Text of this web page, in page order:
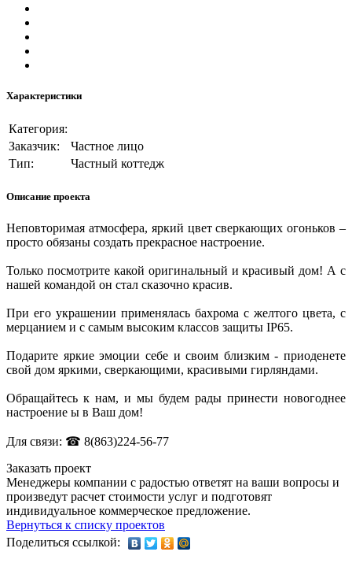
Характеристики
Категория:
Заказчик:
Частное лицо
Тип:
Частный коттедж
Описание проекта
Неповторимая атмосфера, яркий цвет сверкающих огоньков –
просто обязаны создать прекрасное настроение.
Только посмотрите какой оригинальный и красивый дом! А с
нашей командой он стал сказочно красив.
При его украшении применялась бахрома с желтого цвета, с
мерцанием и с самым высоким классов защиты IP65.
Подарите яркие эмоции себе и своим близким - приоденете
свой дом яркими, сверкающими, красивыми гирляндами.
Обращайтесь к нам, и мы будем рады принести новогоднее
настроение ы в Ваш дом!
Для связи: ☎ 8(863)224-56-77
Заказать проект
Менеджеры компании с радостью ответят на ваши вопросы и
произведут расчет стоимости услуг и подготовят
индивидуальное коммерческое предложение.
Вернуться к списку проектов
Поделиться ссылкой: